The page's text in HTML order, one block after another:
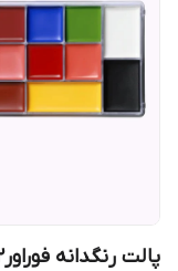
پالت رنگدانه فوراور52 (PCT001)